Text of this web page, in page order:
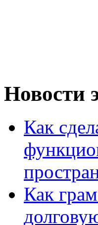
Новости
Как
Как